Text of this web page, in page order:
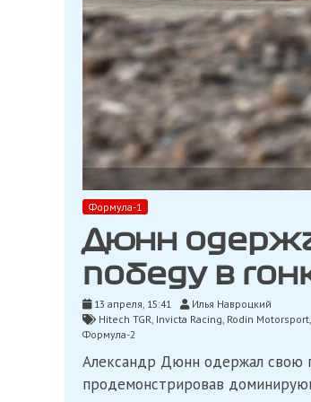
Формула-1
Дюнн
победу в
13 апреля, 15:41
Илья Навроцкий
Hitech TGR, Invicta Racing, Rodin Motorsport,
Формула-2
Александр Дюнн одержал свою
продемонстрировав